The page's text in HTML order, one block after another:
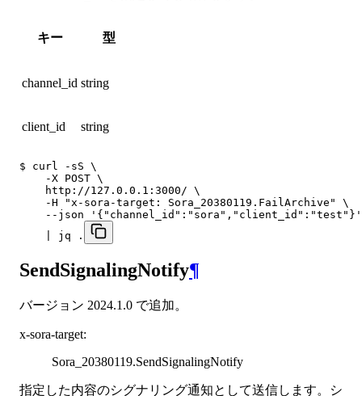
キー 型
channel_id string
client_id string
$ curl -sS \
    -X POST \
    http://127.0.0.1:3000/ \
    -H "x-sora-target: Sora_20380119.FailArchive" \
--json
    | jq .
SendSignalingNotify¶
バージョン 2024.1.0 で追加。
x-sora-target:
Sora_20380119.SendSignalingNotify
指定した内容のシグナリング通知として送信します。シ